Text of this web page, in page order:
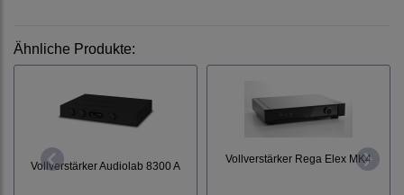
Ähnliche Produkte:
Vollverstärker Audiolab 8300 A
Vollverstärker Rega Elex MK4